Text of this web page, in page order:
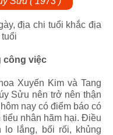
địa chi tuổi khắc địa
công việc
Xuyến Kim và Tang
Sửu nên trở nên thận
nay có điểm báo có
tiểu nhân hãm hại. Điều
lo lắng, bối rối, khủng